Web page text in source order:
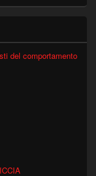
del comportamento